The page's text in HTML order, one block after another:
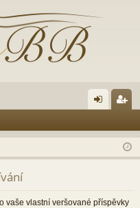
lá
sit
ist
ro
t
vaše vlastní veršované příspěvky